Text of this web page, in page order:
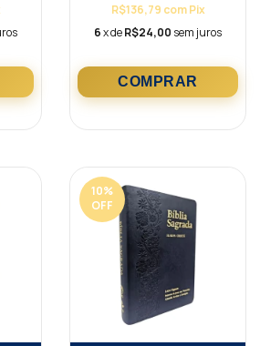
R$136,79 com Pix
6x deR$24,00 sem juros
10%
OFF